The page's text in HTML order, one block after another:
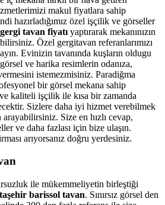
makul fiyatlara sahip
hazırladığımız özel işçilik ve görseller
gergi tavan fiyatı yaptırarak mekanınızın
Özel gergitavan referanlarımızı
Evinizin tavanında kuşların oldugu
ve harika resimlerin odanıza,
istemezmisiniz. Paradiğma
bir görsel mekana sahip
kaliteli işçilik ile kısa bir zamanda
Sizlere daha iyi hizmet verebilmek
Size en hızlı cevap,
ve daha fazlası için bize ulaşın.
arıyorsanız doğru yerdesiniz.
ile mükemmeliyetin birleştiği
barissol tavan. Sınırsız görsel den